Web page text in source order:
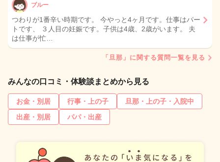
ブルー
つわりが1番辛い時期です。 今やっと4ヶ月です。仕事はパー
トです、 ３人目の妊娠です。子供は4歳、2歳がいます。 夫
は仕事が忙…
「旦那」に関する質問一覧を見る
みんなの口コミ・体験談まとめから見る
お金・別居 行事・上の子
旦那・上の子・入院中
出産・別居
パパ・出産